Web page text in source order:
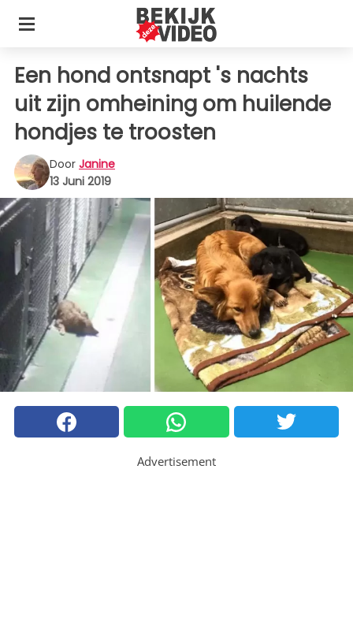
Een hond ontsnapt 's nachts
uit zijn omheining om huilende
hondjes te troosten
Door Janine
13 Juni 2019
Advertisement